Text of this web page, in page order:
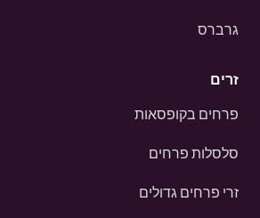
גרברס
זרים
פרחים בקופסאות
סלסלות פרחים
זרי פרחים גדולים